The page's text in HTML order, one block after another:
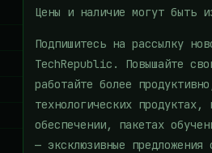
Цены и наличие могут быть
Подпишитесь на рассылку
TechRepublic. Повышайте
работайте более
технологических продуктах,
обеспечении, пакетах
— эксклюзивные предложения